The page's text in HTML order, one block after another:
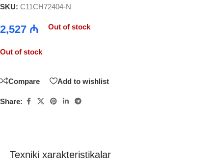
SKU: C11CH72404-N
2,527 ₼ Out of stock
Out of stock
Compare Add to wishlist
Share:
Texniki xarakteristikalar